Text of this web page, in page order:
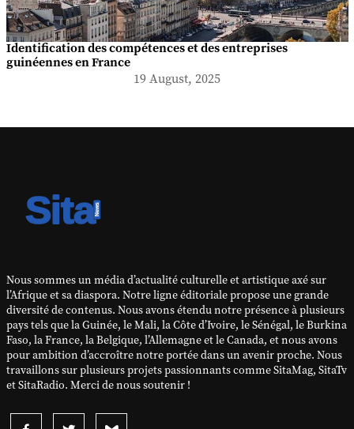
Identification des compétences et des entreprises
guinéennes en France
19 August, 2025
Nous sommes un média d’actualité culturelle et artistique axé sur
l’Afrique et sa diaspora. Notre ligne éditoriale propose une grande
diversité de contenus. Nous avons étendu notre présence à plusieurs
pays tels que la Guinée, le Mali, la Côte d’Ivoire, le Sénégal, le Burkina
Faso, la France, la Belgique, l’Allemagne et le Canada, et nous avons
pour ambition d’accroître notre portée dans un avenir proche. Nous
travaillons sur plusieurs projets passionnants comme SitaMag, SitaTv
et SitaRadio. Merci de nous soutenir !